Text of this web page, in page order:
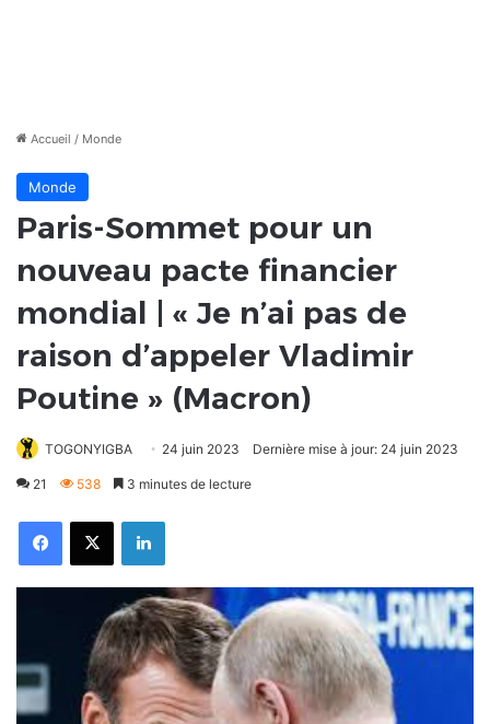
Accueil / Monde
Monde
Paris-Sommet pour un
nouveau pacte financier
mondial | « Je n’ai pas de
raison d’appeler Vladimir
Poutine » (Macron)
TOGONYIGBA 24 juin 2023 Dernière mise à jour: 24 juin 2023
21 538 3 minutes de lecture
FacebookX Linkedin